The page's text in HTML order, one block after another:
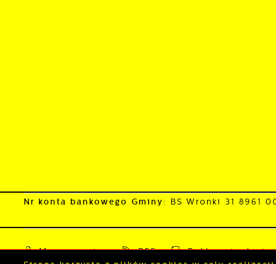
Nr konta bankowego Gminy: BS Wronki 31 8961
Mapa serwisu RSS Deklaracja